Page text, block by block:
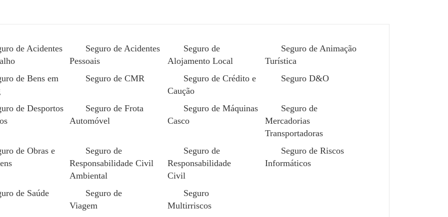
de Acidentes
Seguro de Acidentes
Pessoais
Seguro de
Alojamento Local
Seguro de Animação
Turística
de Bens em
Seguro de CMR
Seguro de Crédito e
Caução
Seguro D&O
de Desportos
Seguro de Frota
Automóvel
Seguro de Máquinas
Casco
Seguro de
Mercadorias
Transportadoras
de Obras e
Seguro de
Responsabilidade Civil
Ambiental
Seguro de
Responsabilidade
Civil
Seguro de Riscos
Informáticos
de Saúde
Seguro de
Viagem
Seguro
Multirriscos
um desastre (só
Maio 12, 2026